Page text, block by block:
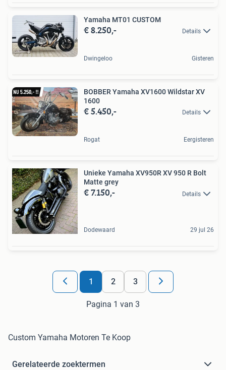
Yamaha MT01 CUSTOM
€ 8.250,- Details
Dwingeloo Gisteren
BOBBER Yamaha XV1600 Wildstar XV
1600
€ 5.450,- Details
Rogat Eergisteren
Unieke Yamaha XV950R XV 950 R Bolt
Matte grey
€ 7.150,- Details
Dodewaard 29 jul 26
1 2 3
Pagina 1 van 3
Custom Yamaha Motoren Te Koop
Gerelateerde zoektermen